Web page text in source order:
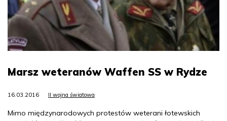
Marsz weteranów Waffen SS w Rydze
16.03.2016 II wojna światowa
Mimo międzynarodowych protestów weterani łotewskich